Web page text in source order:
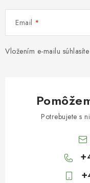
Email
Vložením e-mailu
Potrebujete s